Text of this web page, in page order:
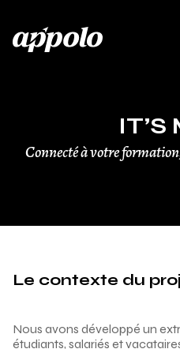
Connecté à votre
Le contexte du
Nous avons développé un
étudiants, salariés et